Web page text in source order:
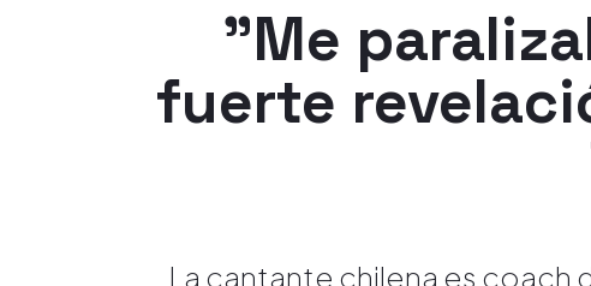
"Me
fuerte
La cantante chilena es coach